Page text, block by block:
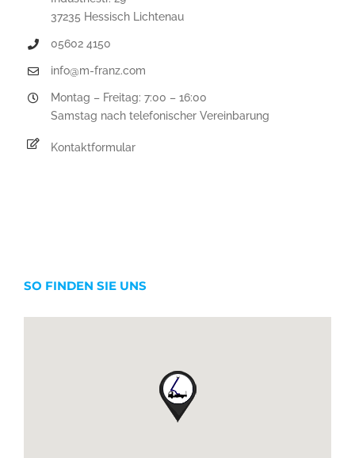
37235 Hessisch Lichtenau
05602 4150
info@m-franz.com
Montag – Freitag: 7:00 – 16:00
Samstag nach telefonischer Vereinbarung
Kontaktformular
SO FINDEN SIE UNS